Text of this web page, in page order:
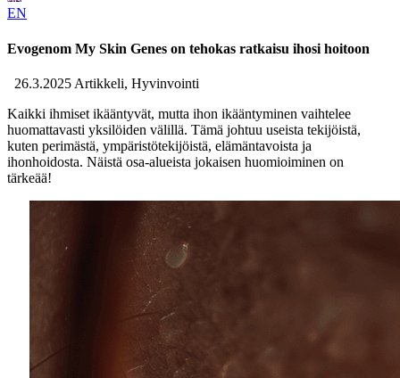
EN
Evogenom My Skin Genes on tehokas ratkaisu ihosi hoitoon
26.3.2025 Artikkeli, Hyvinvointi
Kaikki ihmiset ikääntyvät, mutta ihon ikääntyminen vaihtelee
huomattavasti yksilöiden välillä. Tämä johtuu useista tekijöistä,
kuten perimästä, ympäristötekijöistä, elämäntavoista ja
ihonhoidosta. Näistä osa-alueista jokaisen huomioiminen on
tärkeää!